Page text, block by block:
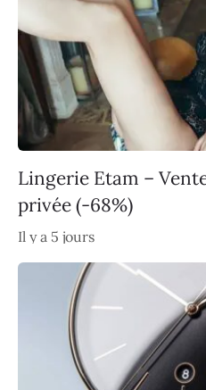
Lingerie Etam –
privée (-68%)
Il y a 5 jours